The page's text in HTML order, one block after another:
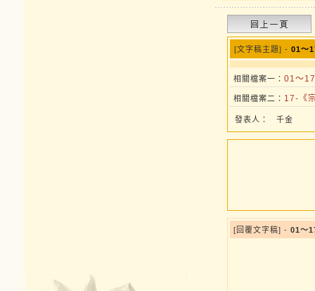
[文字稿主題] - 01～
相關檔案一： 01～
相關檔案二： 17-《
發表人： 千金
[回覆文字稿] - 01～